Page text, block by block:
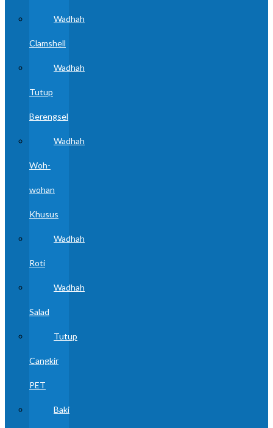
Wadhah
Clamshell
Wadhah
Tutup
Berengsel
Wadhah
Woh-
wohan
Khusus
Wadhah
Roti
Wadhah
Salad
Tutup
Cangkir
PET
Baki